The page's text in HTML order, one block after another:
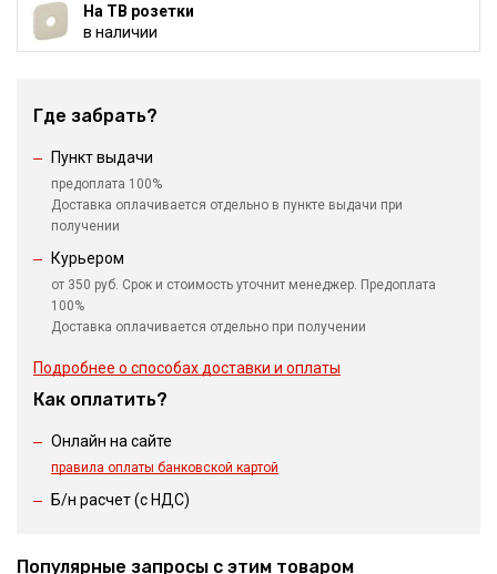
На ТВ розетки
в наличии
Где забрать?
Пункт выдачи
предоплата 100%
Доставка оплачивается отдельно в пункте выдачи при
получении
Курьером
от 350 руб. Срок и стоимость уточнит менеджер. Предоплата
100%
Доставка оплачивается отдельно при получении
Подробнее о способах доставки и оплаты
Как оплатить?
Онлайн на сайте
правила оплаты банковской картой
Б/н расчет (c НДС)
Популярные запросы с этим товаром